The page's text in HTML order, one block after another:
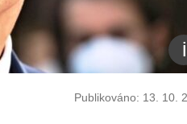
Publikováno: 13. 10.